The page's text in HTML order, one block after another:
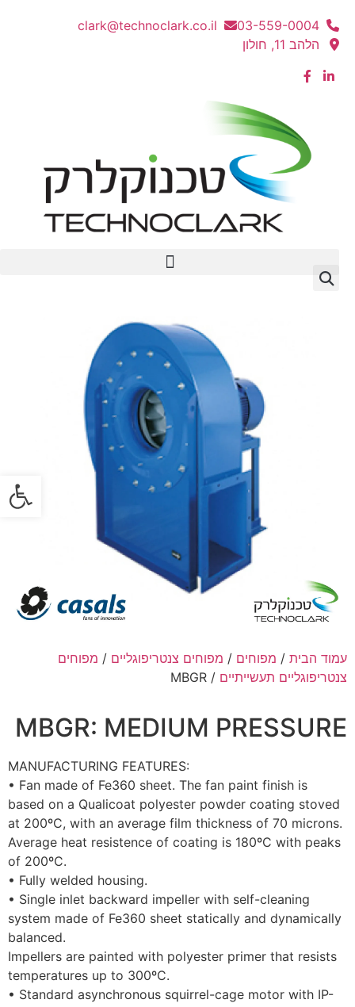
03-559-0004
clark@technoclark.co.il
הלהב 11, חולון
עמוד הבית / מפוחים / מפוחים צנטריפוגליים / מפוחים
צנטריפוגליים תעשייתיים / MBGR
MBGR: MEDIUM PRESSURE
MANUFACTURING FEATURES:
• Fan made of Fe360 sheet. The fan paint finish is
based on a Qualicoat polyester powder coating stoved
at 200ºC, with an average film thickness of 70 microns.
Average heat resistence of coating is 180ºC with peaks
of 200ºC.
• Fully welded housing.
• Single inlet backward impeller with self-cleaning
system made of Fe360 sheet statically and dynamically
balanced.
Impellers are painted with polyester primer that resists
temperatures up to 300ºC.
• Standard asynchronous squirrel-cage motor with IP-